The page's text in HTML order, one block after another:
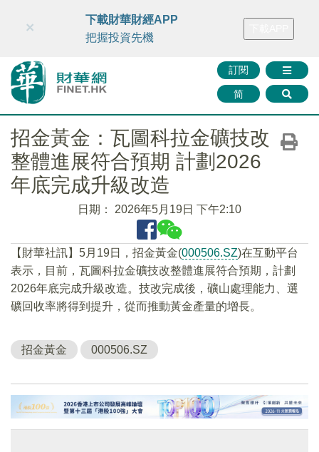
財華智庫網 FINTV FINMETA 財華證券 媒體矩陣
訂閱
简
×
下載財華財經APP
把握投資先機
招金黃金：瓦圖科拉金礦技改
整體進展符合預期 計劃2026
年底完成升級改造
日期： 2026年5月19日 下午2:10
【財華社訊】5月19日，招金黃金(000506.SZ)在互動平台
表示，目前，瓦圖科拉金礦技改整體進展符合預期，計劃
2026年底完成升級改造。技改完成後，礦山處理能力、選
礦回收率將得到提升，從而推動黃金產量的增長。
招金黃金 000506.SZ